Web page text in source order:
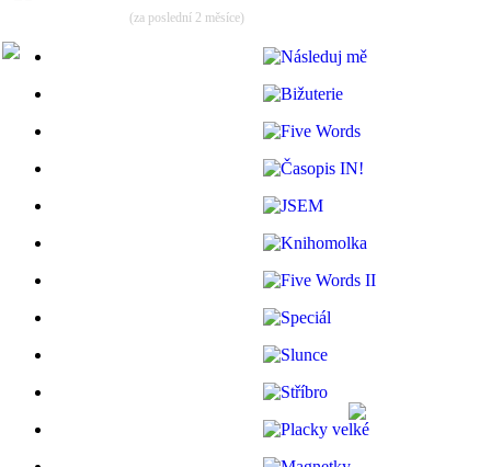
(za poslední 2 měsíce)